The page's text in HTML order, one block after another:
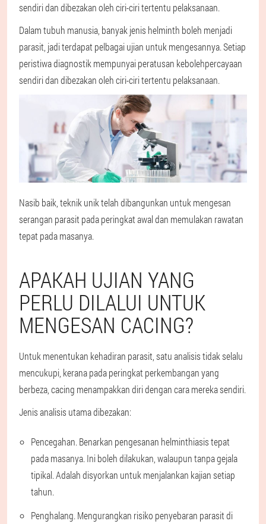
sendiri dan dibezakan oleh ciri-ciri tertentu pelaksanaan.
Dalam tubuh manusia, banyak jenis helminth boleh menjadi
parasit, jadi terdapat pelbagai ujian untuk mengesannya. Setiap
peristiwa diagnostik mempunyai peratusan kebolehpercayaan
sendiri dan dibezakan oleh ciri-ciri tertentu pelaksanaan.
Nasib baik, teknik unik telah dibangunkan untuk mengesan
serangan parasit pada peringkat awal dan memulakan rawatan
tepat pada masanya.
APAKAH UJIAN YANG
PERLU DILALUI UNTUK
MENGESAN CACING?
Untuk menentukan kehadiran parasit, satu analisis tidak selalu
mencukupi, kerana pada peringkat perkembangan yang
berbeza, cacing menampakkan diri dengan cara mereka sendiri.
Jenis analisis utama dibezakan:
Pencegahan. Benarkan pengesanan helminthiasis tepat
pada masanya. Ini boleh dilakukan, walaupun tanpa gejala
tipikal. Adalah disyorkan untuk menjalankan kajian setiap
tahun.
Penghalang. Mengurangkan risiko penyebaran parasit di